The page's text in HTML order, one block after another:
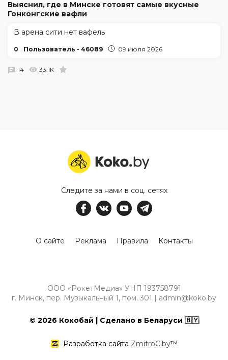
Выяснил, где в Минске готовят самые вкусные
Гонконгские вафли
В арена сити нет вафель
0 Пользователь - 46089 09 июля 2026
14 33.1K
Следите за нами в соц. сетях
О сайте Реклама Правила Контакты
ООО «РокетМедиа» УНП 193758791
г. Минск, пер. Музыкальный 1, пом. 301 | admin@koko.by
© 2026 Кокобай | Сделано в Беларуси 🇧🇾
Разработка сайта ZmitroC.by™